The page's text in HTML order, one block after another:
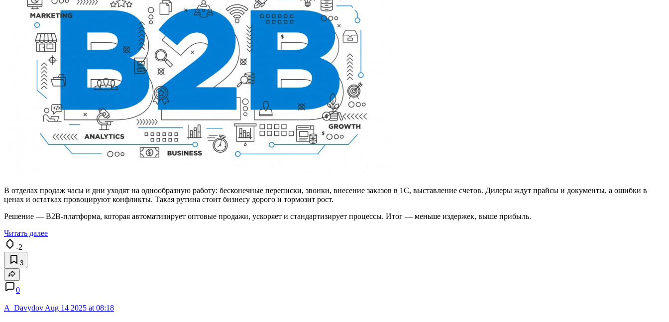
В отделах продаж часы и дни уходят на однообразную работу: бесконечные переписки, звонки, внесение заказов в 1С, выставление счетов. Дилеры ждут прайсы и документы, а ошибки в
ценах и остатках провоцируют конфликты. Такая рутина стоит бизнесу дорого и тормозит рост.
Решение — B2B-платформа, которая автоматизирует оптовые продажи, ускоряет и стандартизирует процессы. Итог — меньше издержек, выше прибыль.
Читать далее
-2
3
0
A_DavydovAug 14 2025 at 08:18